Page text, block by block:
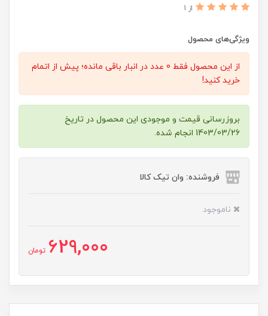
از 1
ویژگی‌های محصول
از این محصول فقط 0 عدد در انبار باقی مانده؛ پیش از اتمام
خرید کنید!
بروزرسانی قیمت و موجودی این محصول در تاریخ
1403/03/26 انجام شده.
فروشنده: وان تیک کالا
ناموجود
629,000 تومان